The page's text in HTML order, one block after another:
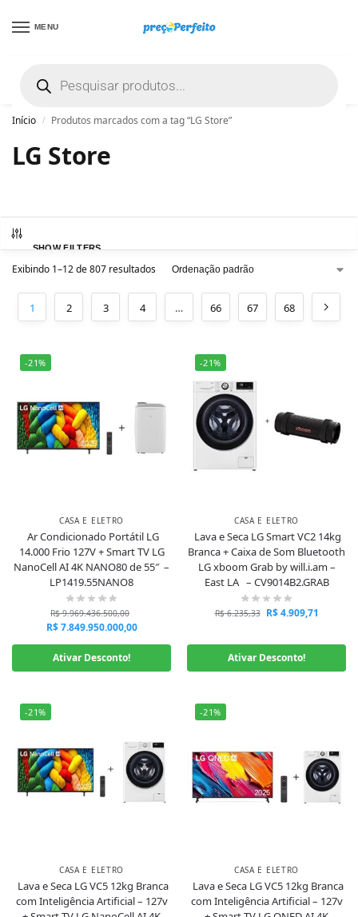
MENU
Início / Produtos marcados com a tag “LG Store”
LG Store
SHOW FILTERS
Exibindo 1–12 de 807 resultados
1 2 3 4 … 66 67 68
-21%
CASA E ELETRO
Ar Condicionado Portátil LG
14.000 Frio 127V + Smart TV LG
NanoCell AI 4K NANO80 de 55″ –
LP1419.55NANO8
R$9.969.436.500,00
R$7.849.950.000,00
Ativar Desconto!
-21%
CASA E ELETRO
Lava e Seca LG Smart VC2 14kg
Branca + Caixa de Som Bluetooth
LG xboom Grab by will.i.am –
East LA – CV9014B2.GRAB
R$6.235,33 R$4.909,71
Ativar Desconto!
-21%
CASA E ELETRO
Lava e Seca LG VC5 12kg Branca
com Inteligência Artificial – 127v
-21%
CASA E ELETRO
Lava e Seca LG VC5 12kg Branca
com Inteligência Artificial – 127v